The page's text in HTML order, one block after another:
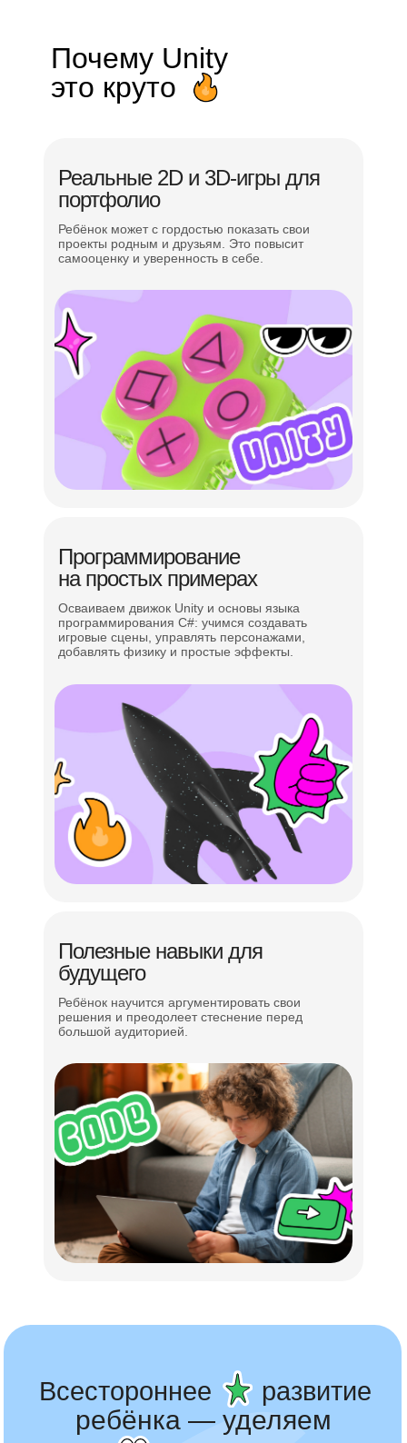
Почему Unity
это круто
Реальные 2D и 3D-игры для
портфолио
Ребёнок может с гордостью показать свои
проекты родным и друзьям. Это повысит
самооценку и уверенность в себе.
Программирование
на простых примерах
Осваиваем движок Unity и основы языка
программирования C#: учимся создавать
игровые сцены, управлять персонажами,
добавлять физику и простые эффекты.
Полезные навыки для
будущего
Ребёнок научится аргументировать свои
решения и преодолеет стеснение перед
большой аудиторией.
Всестороннее развитие
ребёнка — уделяем
внимание
мягким
навыкам
Постановка и решение задач
Навыки эффективной коммуникации
Управление временем в решении задач
Презентация проекта